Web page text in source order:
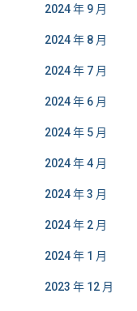
2024 年 9 月
2024 年 8 月
2024 年 7 月
2024 年 6 月
2024 年 5 月
2024 年 4 月
2024 年 3 月
2024 年 2 月
2024 年 1 月
2023 年 12 月